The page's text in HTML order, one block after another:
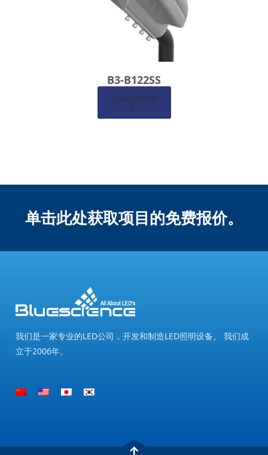
B3-B122SS
Load More
单击此处获取项目的免费报价。
我们是一家专业的LED公司，开发和制造LED照明设备。 我们成
立于2006年。